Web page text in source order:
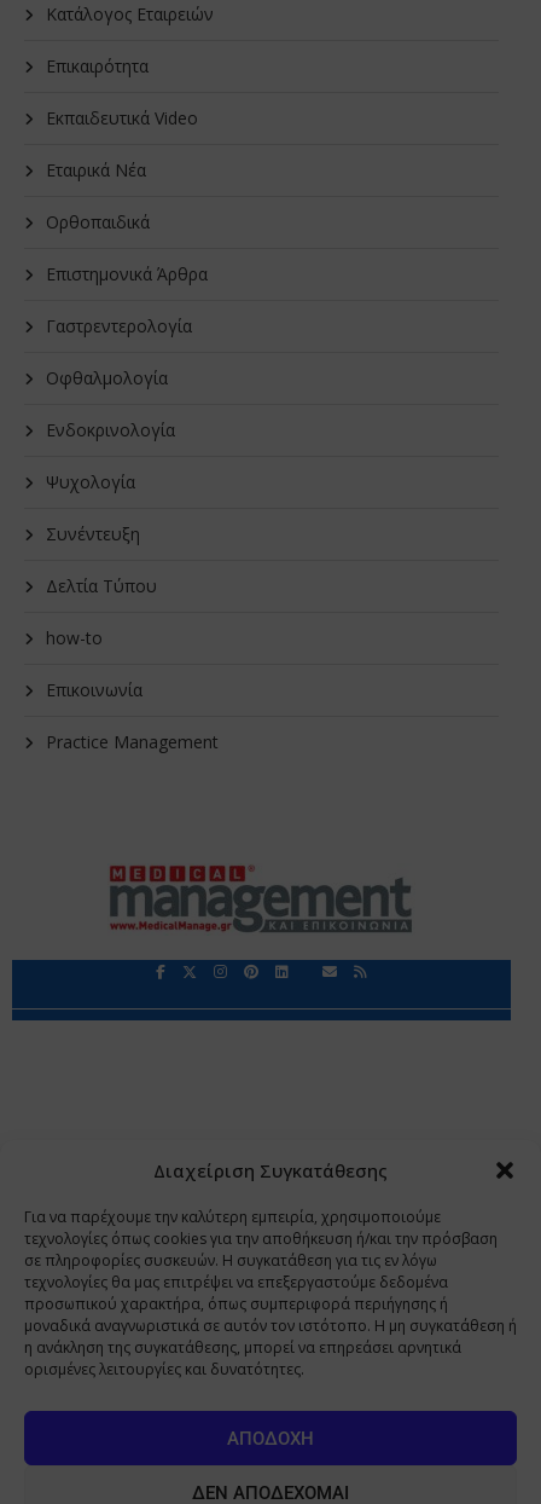
Διαχείριση Συγκατάθεσης
Για να παρέχουμε την καλύτερη εμπειρία, χρησιμοποιούμε
τεχνολογίες όπως cookies για την αποθήκευση ή/και την πρόσβαση
σε πληροφορίες συσκευών. Η συγκατάθεση για τις εν λόγω
τεχνολογίες θα μας επιτρέψει να επεξεργαστούμε δεδομένα
προσωπικού χαρακτήρα, όπως συμπεριφορά περιήγησης ή
μοναδικά αναγνωριστικά σε αυτόν τον ιστότοπο. Η μη συγκατάθεση ή
η ανάκληση της συγκατάθεσης, μπορεί να επηρεάσει αρνητικά
ορισμένες λειτουργίες και δυνατότητες.
ΑΠΟΔΟΧΉ
ΔΕΝ ΑΠΟΔΈΧΟΜΑΙ
Κατάλογος Εταιρειών
Επικαιρότητα
Εκπαιδευτικά Video
Εταιρικά Νέα
Oρθοπαιδικά
Επιστημονικά Άρθρα
Γαστρεντερολογία
Οφθαλμολογία
Ενδοκρινολογία
Ψυχολογία
Συνέντευξη
Δελτία Τύπου
how-to
Επικοινωνία
Practice Management
Copyright 2009 - 2026 © Χαραμή Α.Ε.
www.PharmaManage.gr • www.HealthExpo.gr • www.YO.gr
•
www.GreekShares.com • www.eLearning-
PharmaManage.gr • www.Charami-SA.gr
Με την παραμονή σας σε αυτή δηλώνετε,
προβλέπονται από τις διατάξεις της παραγράφου 6 του άρθρου 22 του